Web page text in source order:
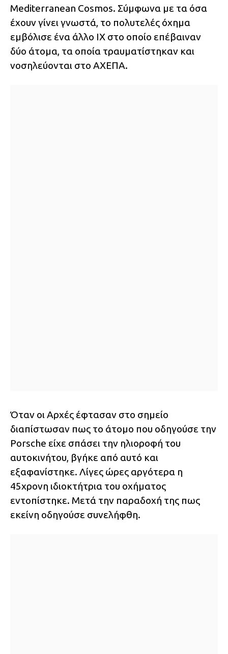
Mediterranean Cosmos. Σύμφωνα με τα όσα
έχουν γίνει γνωστά, το πολυτελές όχημα
εμβόλισε ένα άλλο ΙΧ στο οποίο επέβαιναν
δύο άτομα, τα οποία τραυματίστηκαν και
νοσηλεύονται στο ΑΧΕΠΑ.
Όταν οι Αρχές έφτασαν στο σημείο
διαπίστωσαν πως το άτομο που οδηγούσε την
Porsche είχε σπάσει την ηλιοροφή του
αυτοκινήτου, βγήκε από αυτό και
εξαφανίστηκε. Λίγες ώρες αργότερα η
45χρονη ιδιοκτήτρια του οχήματος
εντοπίστηκε. Μετά την παραδοχή της πως
εκείνη οδηγούσε συνελήφθη.